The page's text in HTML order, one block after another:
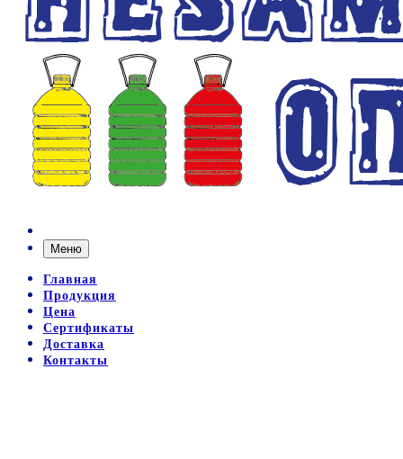
Меню
Главная
Продукция
Цена
Сертификаты
Доставка
Контакты